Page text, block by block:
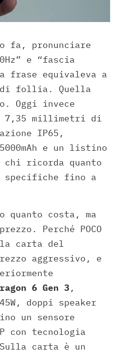
fa, pronunciare
e “fascia
frase equivaleva a
di follia. Quella
Oggi invece
7,35 millimetri di
IP65,
e un listino
ricorda quanto
specifiche fino a
quanto costa, ma
Perché POCO
la carta del
aggressivo, e
6 Gen 3 ,
doppi speaker
un sensore
con tecnologia
carta è un